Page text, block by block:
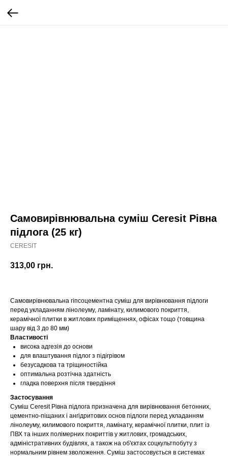
Самовирівнювальна суміш Ceresit Рівна
підлога (25 кг)
CERESIT
313,00 грн.
Самовирівнювальна гіпсоцементна суміш для вирівнювання підлоги
перед укладанням лінолеуму, ламінату, килимового покриття,
керамічної плитки в житлових приміщеннях, офісах тощо (товщина
шару від 3 до 80 мм)
Властивості
висока адгезія до основи
для влаштування підлог з підігрівом
безусадкова та тріщиностійка
оптимальна розтічна здатність
гладка поверхня після твердіння
Застосування
Суміш Ceresit Рівна підлога призначена для вирівнювання бетонних,
цементно-піщаних і ангідритових основ підлоги перед укладанням
лінолеуму, килимового покриття, ламінату, керамічної плитки, плит із
ПВХ та інших полімерних покриттів у житлових, громадських,
адміністративних будівлях, а також на об'єктах соцкультпобуту з
нормальним рівнем зволоження. Суміш застосовується в системах